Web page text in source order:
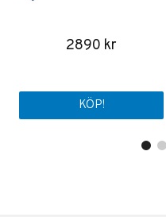
2890 kr
KÖP!